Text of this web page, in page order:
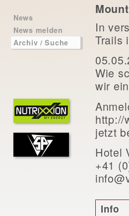
News
News melden
Archiv / Suche
In
Trails
Wie
wir
http://
jetzt
Hotel
+41
Info